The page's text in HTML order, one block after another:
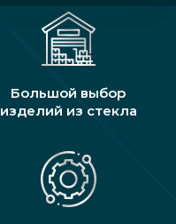
Большой выбор
изделий из стекла